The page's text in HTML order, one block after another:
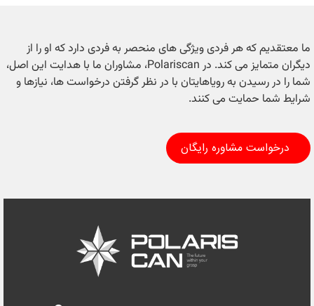
ما معتقدیم که هر فردی ویژگی های منحصر به فردی دارد که او را از
دیگران متمایز می کند. در Polariscan، مشاوران ما با هدایت این اصل،
شما را در رسیدن به رویاهایتان با در نظر گرفتن درخواست ها، نیازها و
شرایط شما حمایت می کنند.
درخواست مشاوره رایگان